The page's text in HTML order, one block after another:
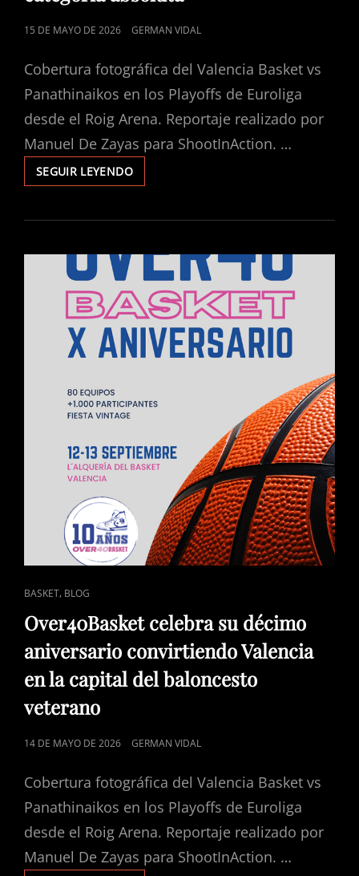
PUBLICADO
15 DE MAYO DE 2026 GERMAN VIDAL
Cobertura fotográfica del Valencia Basket vs
Panathinaikos en los Playoffs de Euroliga
desde el Roig Arena. Reportaje realizado por
Manuel De Zayas para ShootInAction. …
SEGUIR LEYENDOJAIRO
AGENJO
EUROPA
LA
CATEGORÍA
ABSOLUTA
ENLACES
DE
CATEGORÍAS
BASKET, BLOG
Over40Basket celebra su décimo
aniversario convirtiendo Valencia
en la capital del baloncesto
veterano
PUBLICADO
14 DE MAYO DE 2026 GERMAN VIDAL
Cobertura fotográfica del Valencia Basket vs
Panathinaikos en los Playoffs de Euroliga
desde el Roig Arena. Reportaje realizado por
Manuel De Zayas para ShootInAction. …